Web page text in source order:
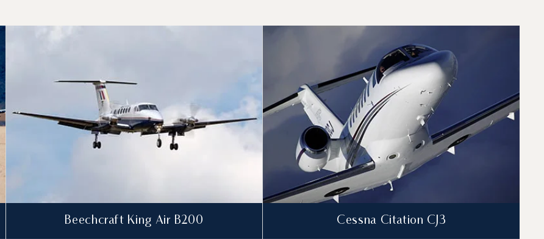
più utilizzati per numero di movimenti volo nel 2025
Beechcraft King Air B200 Cessna Citation CJ3